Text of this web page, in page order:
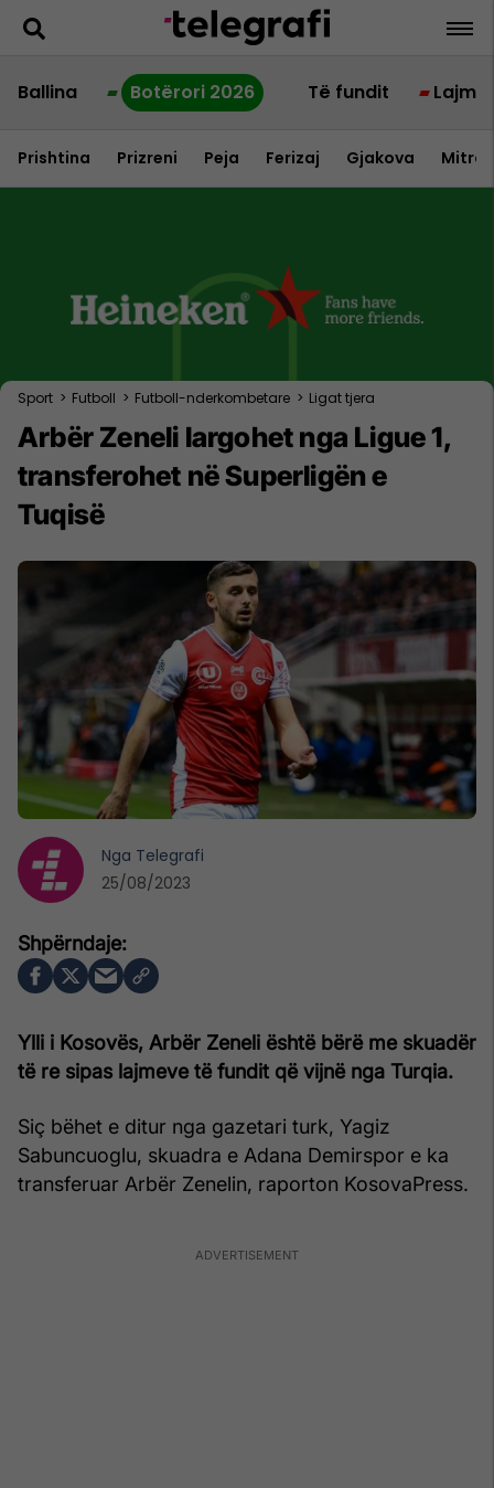
Ballina Botërori 2026 Të fundit Lajme
Prishtina Prizreni Peja Ferizaj Gjakova
Sport > Futboll > Futboll-nderkombetare > Ligat tjera
Arbër Zeneli largohet nga Ligue 1,
transferohet në Superligën e
Tuqisë
Ylli i Kosovës, Arbër Zeneli është bërë me skuadër
të re sipas lajmeve të fundit që vijnë nga Turqia.
Siç bëhet e ditur nga gazetari turk, Yagiz
Sabuncuoglu, skuadra e Adana Demirspor e ka
transferuar Arbër Zenelin, raporton KosovaPress.
Nga Telegrafi
25/08/2023